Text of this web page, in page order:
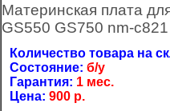
Материнская плата
GS550 GS750 nm-
Количество товара на
Состояние: б/у
Гарантия: 1 мес.
Цена: 900 р.